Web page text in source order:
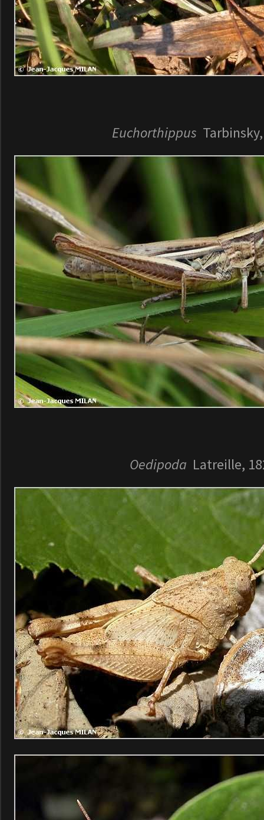
Euchorthippus
Oedipoda Latreille,